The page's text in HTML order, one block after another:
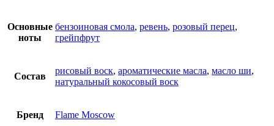
Основные
ноты
бензоиновая смола, ревень, розовый перец,
грейпфрут
Состав
рисовый воск, ароматические масла, масло ши,
натуральный кокосовый воск
Бренд Flame Moscow